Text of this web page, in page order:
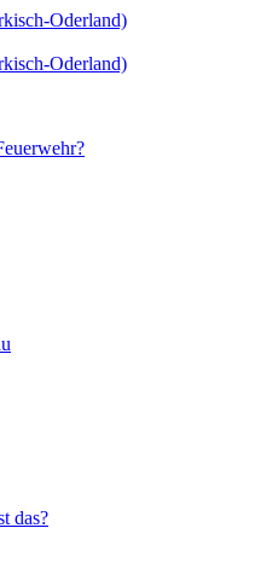
das?